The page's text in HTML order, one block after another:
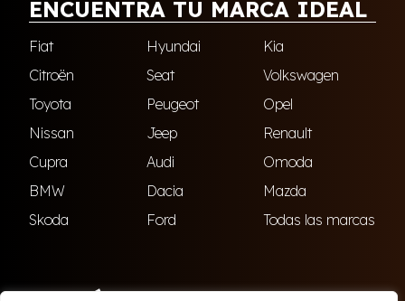
ENCUENTRA TU MARCA IDEAL
Fiat Hyundai
Kia
Citroën
Seat
Volkswagen
Toyota
Peugeot
Opel
Nissan
Jeep
Renault
Cupra
Audi
Omoda
BMW
Dacia
Mazda
Skoda
Ford Todas las marcas